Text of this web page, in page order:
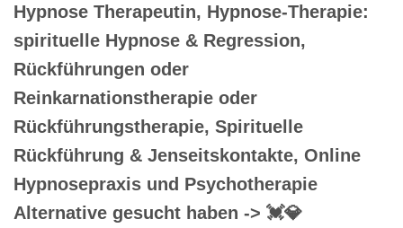
Hypnose Therapeutin, Hypnose-Therapie:
spirituelle Hypnose & Regression,
Rückführungen oder
Reinkarnationstherapie oder
Rückführungstherapie, Spirituelle
Rückführung & Jenseitskontakte, Online
Hypnosepraxis und Psychotherapie
Alternative gesucht haben -> 💓️💎